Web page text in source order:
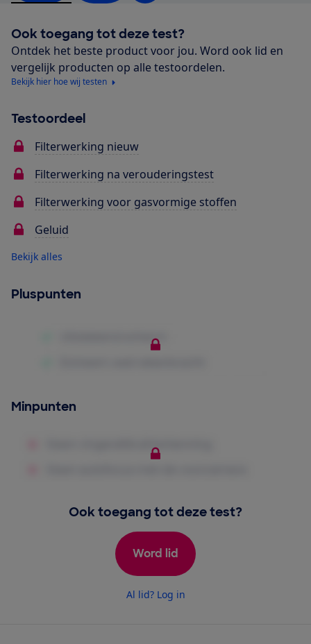
Ook toegang tot deze test?
Ontdek het beste product voor jou. Word ook lid en
vergelijk producten op alle testoordelen.
Bekijk hier hoe wij testen
Testoordeel
Filterwerking nieuw
Filterwerking na verouderingstest
Filterwerking voor gasvormige stoffen
Geluid
Bekijk alles
Pluspunten
Minpunten
Ook toegang tot deze test?
Word lid
Al lid? Log in